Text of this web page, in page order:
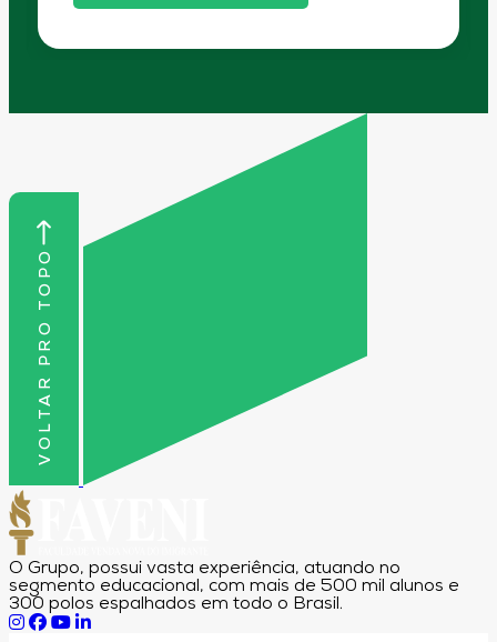
VOLTAR PRO TOPO
O Grupo, possui vasta experiência, atuando no
segmento educacional, com mais de 500 mil alunos e
300 polos espalhados em todo o Brasil.